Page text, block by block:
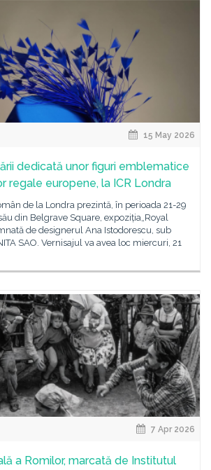
15 May 2026
dedicată unor figuri emblematice
regale europene, la ICR Londra
de la Londra prezintă, în perioada 21-29
din Belgrave Square, expoziția„Royal
de designerul Ana Istodorescu, sub
SAO. Vernisajul va avea loc miercuri, 21
7 Apr 2026
a Romilor, marcată de Institutul